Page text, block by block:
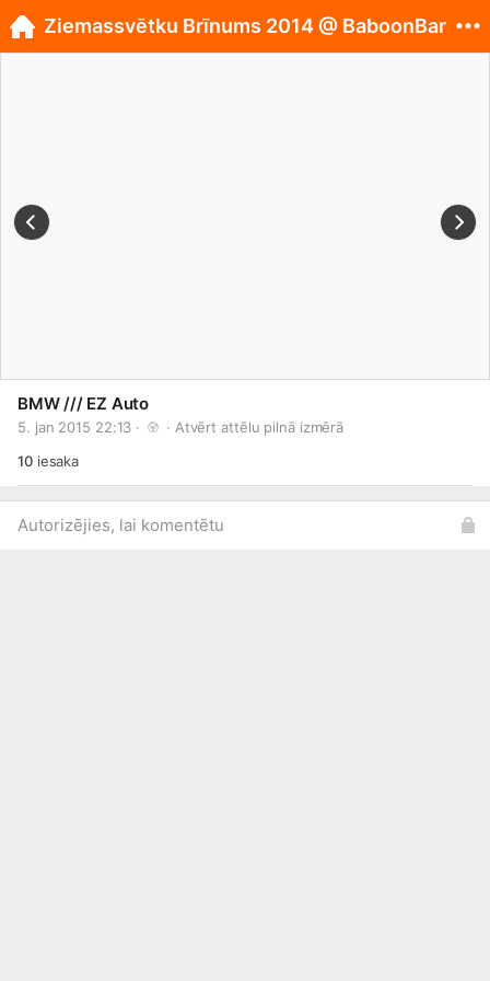
BMW /// EZ Auto
5. jan 2015 22:13 · · Atvērt attēlu pilnā izmērā
10iesaka
Autorizējies, lai komentētu
Ziemassvētku Brīnums 2014 @ BaboonBar